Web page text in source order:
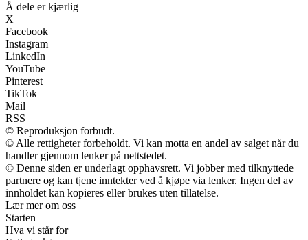
Å dele er kjærlig
X
Facebook
Instagram
LinkedIn
YouTube
Pinterest
TikTok
Mail
RSS
© Reproduksjon forbudt.
© Alle rettigheter forbeholdt. Vi kan motta en andel av salget når du
handler gjennom lenker på nettstedet.
© Denne siden er underlagt opphavsrett. Vi jobber med tilknyttede
partnere og kan tjene inntekter ved å kjøpe via lenker. Ingen del av
innholdet kan kopieres eller brukes uten tillatelse.
Lær mer om oss
Starten
Hva vi står for